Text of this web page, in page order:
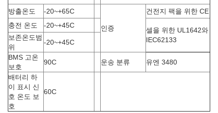
방출온도
-20~+65C
인증
건전지 팩을 위한 CE
충전 온도
-20~+45C
셀을 위한 UL1642와
IEC62133
보존온도범
위
-20~+45C
BMS 고온
보호
90C 운송 분류
유엔 3480
배터리 하
이 표시 신
호 온도 보
호
60C